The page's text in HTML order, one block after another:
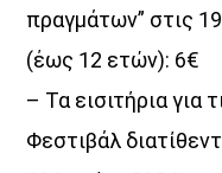
πραγμάτων” στις
(έως 12 ετών): 6€
– Τα εισιτήρια για
Φεστιβάλ